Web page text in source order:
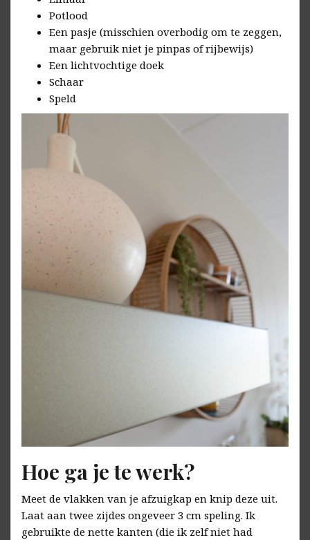
Potlood
Een pasje (misschien overbodig om te zeggen,
maar gebruik niet je pinpas of rijbewijs)
Een lichtvochtige doek
Schaar
Speld
Hoe ga je te werk?
Meet de vlakken van je afzuigkap en knip deze uit.
Laat aan twee zijdes ongeveer 3 cm speling. Ik
gebruikte de nette kanten (die ik zelf niet had